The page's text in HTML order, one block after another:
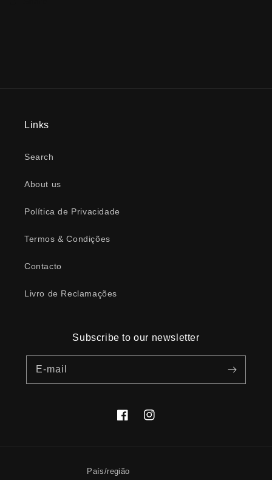
Links
Search
About us
Política de Privacidade
Termos & Condições
Contacto
Livro de Reclamações
Subscribe to our newsletter
E-mail
FacebookInstagram
País/região